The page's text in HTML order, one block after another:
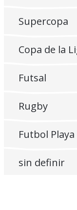
Supercopa
Copa de la
Futsal
Rugby
Futbol Playa
sin definir